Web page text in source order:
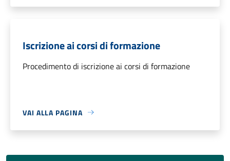
Iscrizione ai corsi di formazione
Procedimento di iscrizione ai corsi di formazione
VAI ALLA PAGINA